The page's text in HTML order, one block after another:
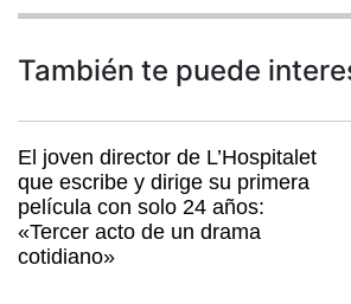
También te puede
El joven director de L’Hospitalet
que escribe y dirige su primera
película con solo 24 años:
«Tercer acto de un drama
cotidiano»